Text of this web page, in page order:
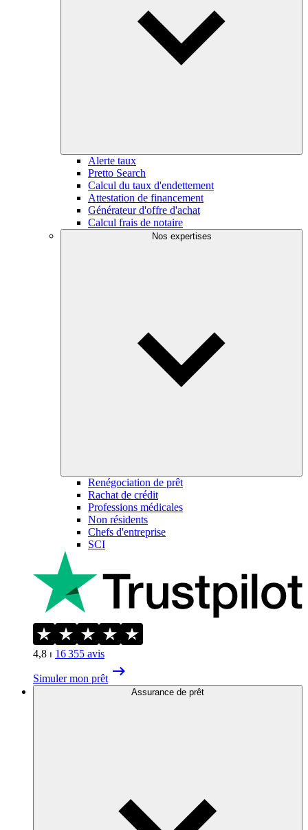
Alerte taux
Pretto Search
Calcul du taux d'endettement
Attestation de financement
Générateur d'offre d'achat
Calcul frais de notaire
Nos expertises
Renégociation de prêt
Rachat de crédit
Professions médicales
Non résidents
Chefs d'entreprise
SCI
4,8 ⏐ 16 355 avis
Simuler mon prêt
Assurance de prêt